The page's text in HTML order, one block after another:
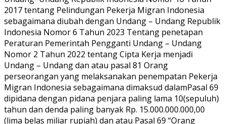
2017 tentang Pelindungan Pekerja Migran Indonesia
sebagaimana diubah dengan Undang – Undang Republik
Indonesia Nomor 6 Tahun 2023 Tentang penetapan
Peraturan Pemerintah Pengganti Undang – Undang
Nomor 2 Tahun 2022 tentang Cipta Kerja menjadi
Undang – Undang dan atau pasal 81 Orang
perseorangan yang melaksanakan penempatan Pekerja
Migran Indonesia sebagaimana dimaksud dalamPasal 69
dipidana dengan pidana penjara paling lama 10(sepuluh)
tahun dan denda paling banyak Rp. 15.000.000.000,00
(lima belas miliar rupiah) dan atau Pasal 69 “Orang